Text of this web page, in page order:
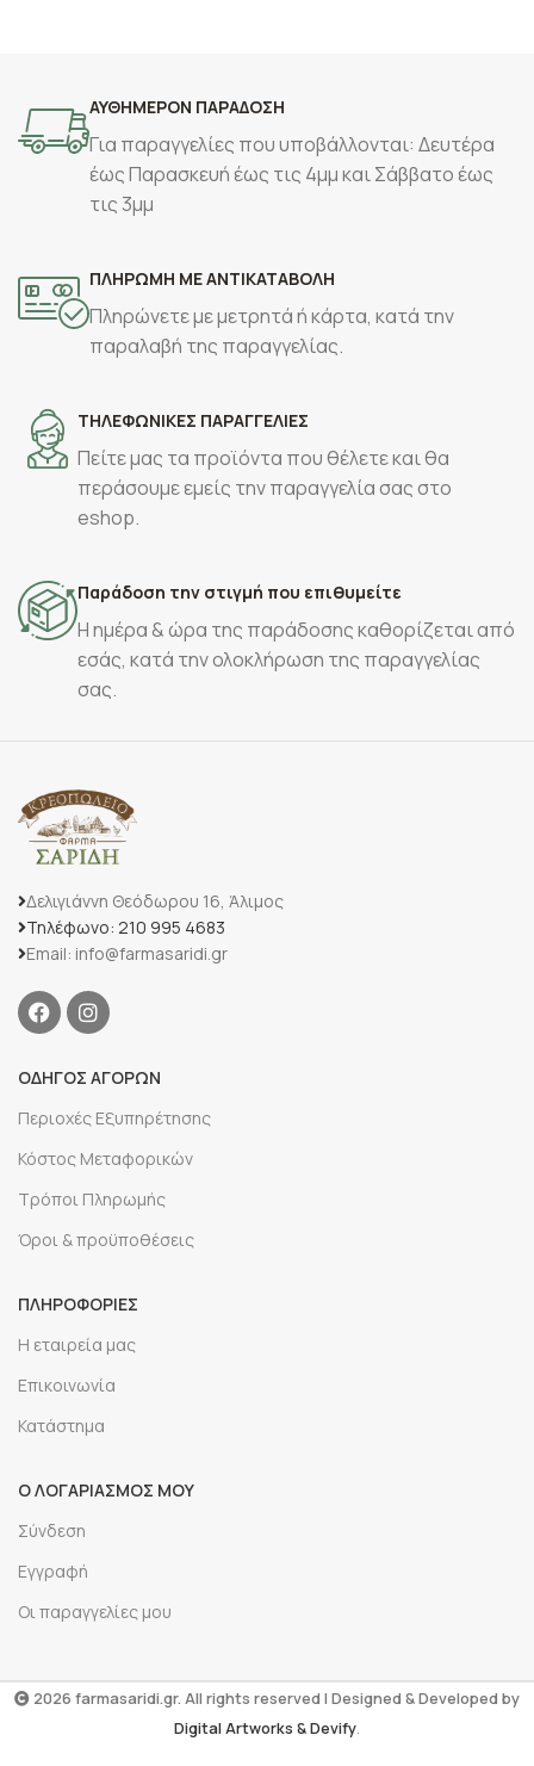
ΑΥΘΗΜΕΡΟΝ ΠΑΡΑΔΟΣΗ
Για παραγγελίες που υποβάλλονται: Δευτέρα
έως Παρασκευή έως τις 4μμ και Σάββατο έως
τις 3μμ
ΠΛΗΡΩΜΗ ΜΕ ΑΝΤΙΚΑΤΑΒΟΛΗ
Πληρώνετε με μετρητά ή κάρτα, κατά την
παραλαβή της παραγγελίας.
ΤΗΛΕΦΩΝΙΚΕΣ ΠΑΡΑΓΓΕΛΙΕΣ
Πείτε μας τα προϊόντα που θέλετε και θα
περάσουμε εμείς την παραγγελία σας στο
eshop.
Παράδοση την στιγμή που επιθυμείτε
Η ημέρα & ώρα της παράδοσης καθορίζεται από
εσάς, κατά την ολοκλήρωση της παραγγελίας
σας.
Δελιγιάννη Θεόδωρου 16, Άλιμος
Τηλέφωνο: 210 995 4683
Email: info@farmasaridi.gr
ΟΔΗΓΟΣ ΑΓΟΡΩΝ
Περιοχές Εξυπηρέτησης
Κόστος Μεταφορικών
Τρόποι Πληρωμής
Όροι & προϋποθέσεις
ΠΛΗΡΟΦΟΡΙΕΣ
Η εταιρεία μας
Επικοινωνία
Κατάστημα
Ο ΛΟΓΑΡΙΑΣΜΟΣ ΜΟΥ
Σύνδεση
Εγγραφή
Οι παραγγελίες μου
2026 farmasaridi.gr. All rights reserved | Designed & Developed by
Digital Artworks & Devify.